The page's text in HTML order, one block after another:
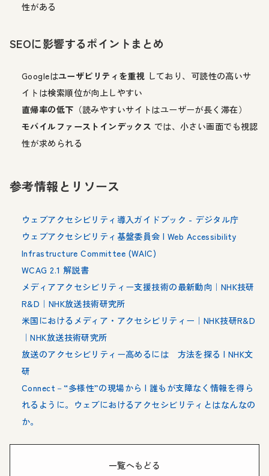
性がある
SEOに影響するポイントまとめ
Googleはユーザビリティを重視 しており、可読性の高いサ
イトは検索順位が向上しやすい
直帰率の低下 （読みやすいサイトはユーザーが長く滞在）
モバイルファーストインデックス では、小さい画面でも視認
性が求められる
参考情報とリソース
ウェブアクセシビリティ導入ガイドブック - デジタル庁
ウェブアクセシビリティ基盤委員会 | Web Accessibility
Infrastructure Committee (WAIC)
WCAG 2.1 解説書
メディアアクセシビリティー支援技術の最新動向｜NHK技研
R&D｜NHK放送技術研究所
米国におけるメディア・アクセシビリティー｜NHK技研R&D
｜NHK放送技術研究所
放送のアクセシビリティー高めるには 方法を探る | NHK文
研
Connect－“多様性”の現場から | 誰もが支障なく情報を得ら
れるように。ウェブにおけるアクセシビリティとはなんなの
か。
一覧へもどる